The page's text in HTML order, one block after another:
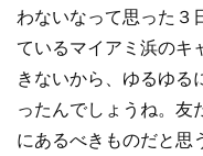
わないなって思った３
ているマイアミ浜のキ
きないから、ゆるゆる
ったんでしょうね。友
にあるべきものだと思